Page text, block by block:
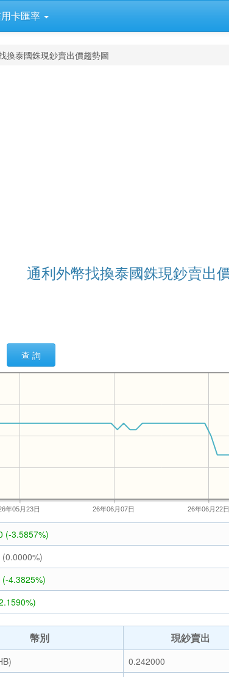
卡匯率
換泰國銖現鈔賣出價趨勢圖
通利外幣找換泰國銖現鈔賣出
查 詢
年05月23日 26年06月07日 26年06月22日
(-3.5857%)
4.3825%)
幣別 現鈔賣出
0.242000